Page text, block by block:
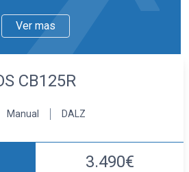
Ver mas
CB125R
Manual DALZ
3.490€